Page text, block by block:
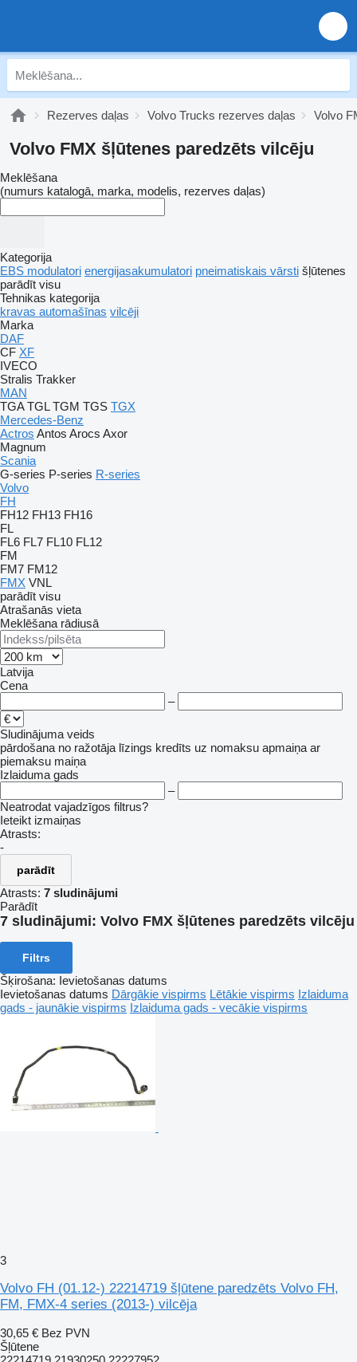
Rezerves daļas Volvo Trucks rezerves daļas Volvo
Volvo FMX šļūtenes paredzēts vilcēju
Meklēšana
(numurs katalogā, marka, modelis, rezerves daļas)
Kategorija
EBS modulatori energijasakumulatori pneimatiskais vārsti šļūtenes
parādīt visu
Tehnikas kategorija
kravas automašīnas vilcēji
Marka
DAF
CF XF
IVECO
Stralis Trakker
MAN
TGA TGL TGM TGS TGX
Mercedes-Benz
Actros Antos Arocs Axor
Magnum
Scania
G-series P-series R-series
Volvo
FH
FH12 FH13 FH16
FL
FL6 FL7 FL10 FL12
FM
FM7 FM12
FMX VNL
parādīt visu
Atrašanās vieta
Meklēšana rādiusā
Latvija
Cena
–
Sludinājuma veids
pārdošana no ražotāja līzings kredīts uz nomaksu apmaiņa ar
piemaksu maiņa
Izlaiduma gads
–
Neatrodat vajadzīgos filtrus?
Ieteikt izmaiņas
Atrasts:
-
parādīt
Atrasts: 7 sludinājumi
Parādīt
7 sludinājumi: Volvo FMX šļūtenes paredzēts vilcēju
Filtrs
Šķirošana: Ievietošanas datums
Ievietošanas datums Dārgākie vispirms Lētākie vispirms Izlaiduma
gads - jaunākie vispirms Izlaiduma gads - vecākie vispirms
3
Volvo FH (01.12-) 22214719 šļūtene paredzēts Volvo FH,
FM, FMX-4 series (2013-) vilcēja
30,65 € Bez PVN
Šļūtene